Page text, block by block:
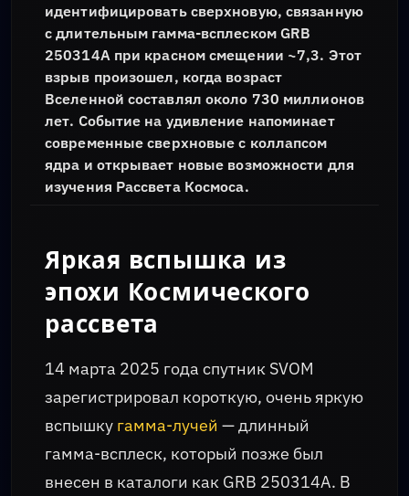
идентифицировать сверхновую, связанную
с длительным гамма-всплеском GRB
250314A при красном смещении ~7,3. Этот
взрыв произошел, когда возраст
Вселенной составлял около 730 миллионов
лет. Событие на удивление напоминает
современные сверхновые с коллапсом
ядра и открывает новые возможности для
изучения Рассвета Космоса.
Яркая вспышка из
эпохи Космического
рассвета
14 марта 2025 года спутник SVOM
зарегистрировал короткую, очень яркую
вспышку гамма-лучей — длинный
гамма-всплеск, который позже был
внесен в каталоги как GRB 250314A. В